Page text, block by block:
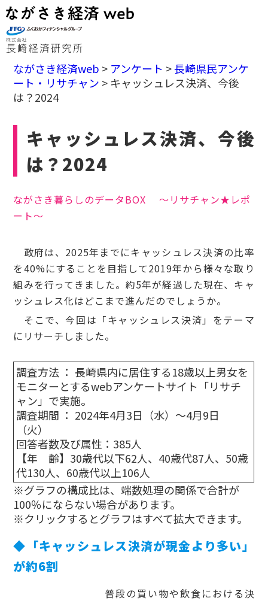
ながさき経済web > アンケート >長崎県民アンケ
ート・リサチャン > キャッシュレス決済、今後
は？2024
キャッシュレス決済、今後
は？2024
ながさき暮らしのデータBOX ～リサチャン★レポ
ート～
政府は、2025年までにキャッシュレス決済の比率
を40%にすることを目指して2019年から様々な取り
組みを行ってきました。約5年が経過した現在、キャ
ッシュレス化はどこまで進んだのでしょうか。
そこで、今回は「キャッシュレス決済」をテーマ
にリサーチしました。
調査方法 ： 長崎県内に居住する18歳以上男女を
モニターとするwebアンケートサイト「リサチ
ャン」で実施。
調査期間 ： 2024年4月3日（水）～4月9日
（火）
回答者数及び属性：385人
【年 齢】30歳代以下62人、40歳代87人、50歳
代130人、60歳代以上106人
※グラフの構成比は、端数処理の関係で合計が
100％にならない場合があります。
※クリックするとグラフはすべて拡大できます。
◆「キャッシュレス決済が現金より多い」
が約6割
普段の買い物や飲食における決